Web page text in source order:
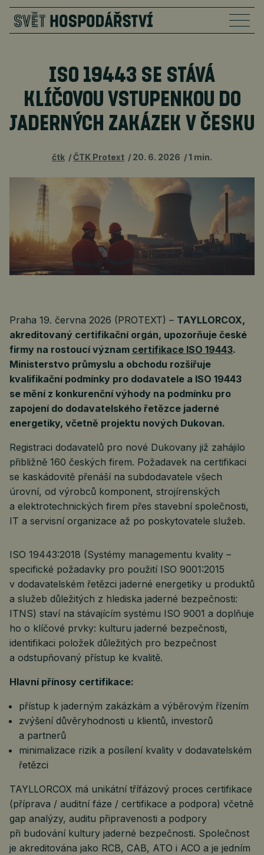
ISO 19443 SE STÁVÁ
KLÍČOVOU VSTUPENKOU DO
JADERNÝCH ZAKÁZEK V ČESKU
čtk ČTK Protext 20. 6. 2026 1 min.
Praha 19. června 2026 (PROTEXT) – TAYLLORCOX,
akreditovaný certifikační orgán, upozorňuje české
firmy na rostoucí význam certifikace ISO 19443.
Ministerstvo průmyslu a obchodu rozšiřuje
kvalifikační podmínky pro dodavatele a ISO 19443
se mění z konkurenční výhody na podmínku pro
zapojení do dodavatelského řetězce jaderné
energetiky, včetně projektu nových Dukovan.
Registraci dodavatelů pro nové Dukovany již zahájilo
přibližně 160 českých firem. Požadavek na certifikaci
se kaskádovitě přenáší na subdodavatele všech
úrovní, od výrobců komponent, strojírenských
a elektrotechnických firem přes stavební společnosti,
IT a servisní organizace až po poskytovatele služeb.
ISO 19443:2018 (Systémy managementu kvality –
specifické požadavky pro použití ISO 9001:2015
v dodavatelském řetězci jaderné energetiky u produktů
a služeb důležitých z hlediska jaderné bezpečnosti:
ITNS) staví na stávajícím systému ISO 9001 a doplňuje
ho o klíčové prvky: kulturu jaderné bezpečnosti,
identifikaci položek důležitých pro bezpečnost
a odstupňovaný přístup ke kvalitě.
Hlavní přínosy certifikace:
přístup k jaderným zakázkám a výběrovým řízením
zvýšení důvěryhodnosti u klientů, investorů
a partnerů
minimalizace rizik a posílení kvality v dodavatelském
řetězci
TAYLLORCOX má unikátní třífázový proces certifikace
(příprava / auditní fáze / certifikace a podpora) včetně
gap analýzy, auditu připravenosti a podpory
při budování kultury jaderné bezpečnosti. Společnost
je akreditována jako RCB, CAB, ATO i ACO a je jedním